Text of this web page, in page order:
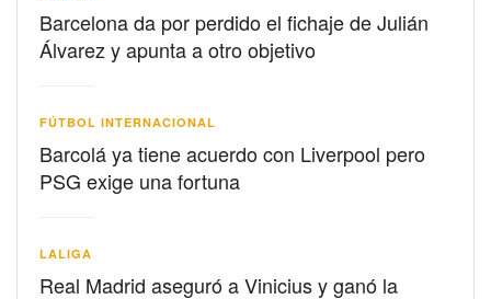
Barcelona da por perdido el fichaje de Julián
Álvarez y apunta a otro objetivo
FÚTBOL INTERNACIONAL
Barcolá ya tiene acuerdo con Liverpool pero
PSG exige una fortuna
LALIGA
Real Madrid aseguró a Vinicius y ganó la